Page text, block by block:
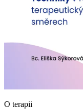
O terapii